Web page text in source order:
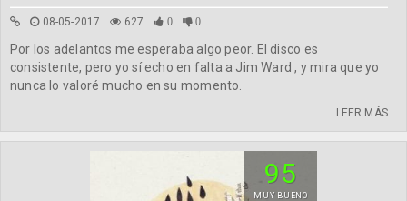
08-05-2017 627 0 0
Por los adelantos me esperaba algo peor. El disco es
consistente, pero yo sí echo en falta a Jim Ward , y mira que yo
nunca lo valoré mucho en su momento.
LEER MÁS
95
MUY BUENO